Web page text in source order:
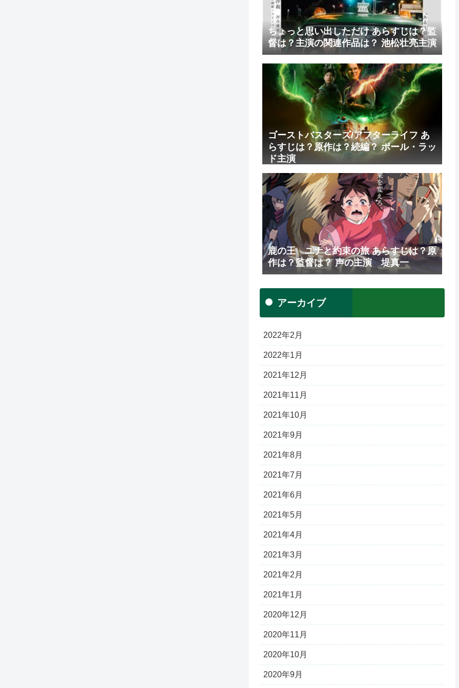
ちょっと思い出しただけ あらすじは？監
督は？主演の関連作品は？ 池松壮亮主演
ゴーストバスターズ/アフターライフ あ
らすじは？原作は？続編？ ポール・ラッ
ド主演
鹿の王 ユナと約束の旅 あらすじは？原
作は？監督は？ 声の主演 堤真一
アーカイブ
2022年2月
2022年1月
2021年12月
2021年11月
2021年10月
2021年9月
2021年8月
2021年7月
2021年6月
2021年5月
2021年4月
2021年3月
2021年2月
2021年1月
2020年12月
2020年11月
2020年10月
2020年9月